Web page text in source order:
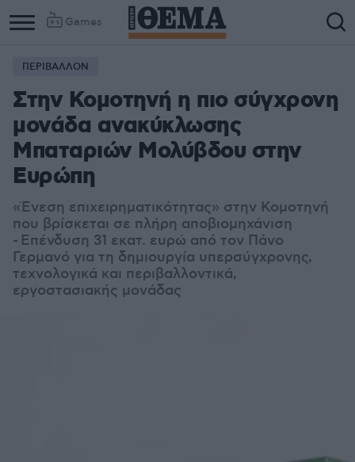
Games
ΠΕΡΙΒΑΛΛΟΝ
Στην Κομοτηνή η πιο σύγχρονη
μονάδα ανακύκλωσης
Μπαταριών Μολύβδου στην
Ευρώπη
«Ένεση επιχειρηματικότητας» στην Κομοτηνή
που βρίσκεται σε πλήρη αποβιομηχάνιση
- Επένδυση 31 εκατ. ευρώ από τον Πάνο
Γερμανό για τη δημιουργία υπερσύγχρονης,
τεχνολογικά και περιβαλλοντικά,
εργοστασιακής μονάδας